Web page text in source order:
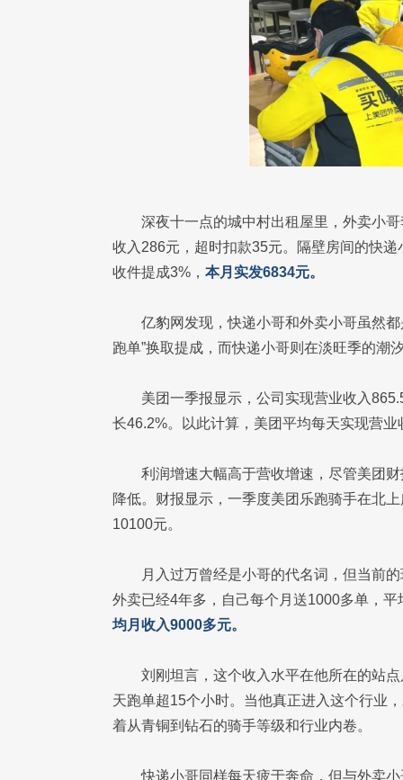
深夜十一点的城中村出租屋里，外卖小
收入286元，超时扣款35元。隔壁房间的快
收件提成3%， 本月实发6834元。
亿豹网发现，快递小哥和外卖小哥虽然
跑单”换取提成，而快递小哥则在淡旺季的潮
美团一季报显示，公司实现营业收入
长46.2%。以此计算，美团平均每天实现营业
利润增速大幅高于营收增速，尽管美团
降低。财报显示，一季度美团乐跑骑手在北
10100元。
月入过万曾经是小哥的代名词，但当前
外卖已经4年多，自己每个月送1000多单，平
均月收入9000多元。
刘刚坦言，这个收入水平在他所在的站
天跑单超15个小时。当他真正进入这个行业
着从青铜到钻石的骑手等级和行业内卷。
快递小哥同样每天疲于奔命，但与外卖